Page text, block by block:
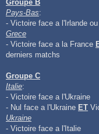
Groupe B
Pays-Bas:
- Victoire face a l'Irlande
Grece
- Victoire face a la France
derniers matchs
Groupe C
Italie:
- Victoire face a l'Ukraine
- Nul face a l'Ukraine ET
Ukraine
- Victoire face a l'Italie